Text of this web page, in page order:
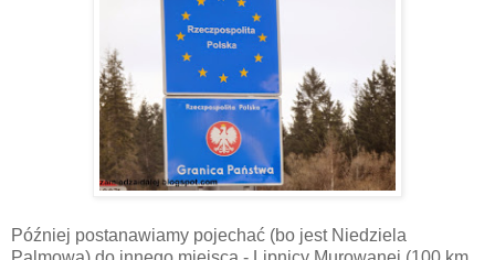
Później postanawiamy pojechać (bo jest Niedziela